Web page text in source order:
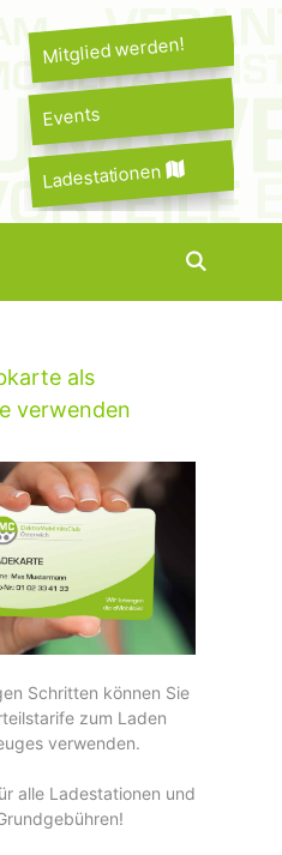
Mitglied werden!
Events
Ladestationen
als
verwenden
Schritten können Sie
zum Laden
verwenden.
alle Ladestationen und